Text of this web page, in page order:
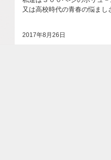
2017年8月26日
又は高校時代の青春の悩まし